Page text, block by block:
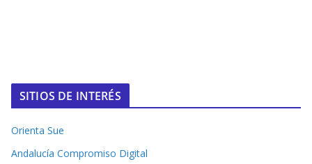
SITIOS DE INTERÉS
Orienta Sue
Andalucía Compromiso Digital